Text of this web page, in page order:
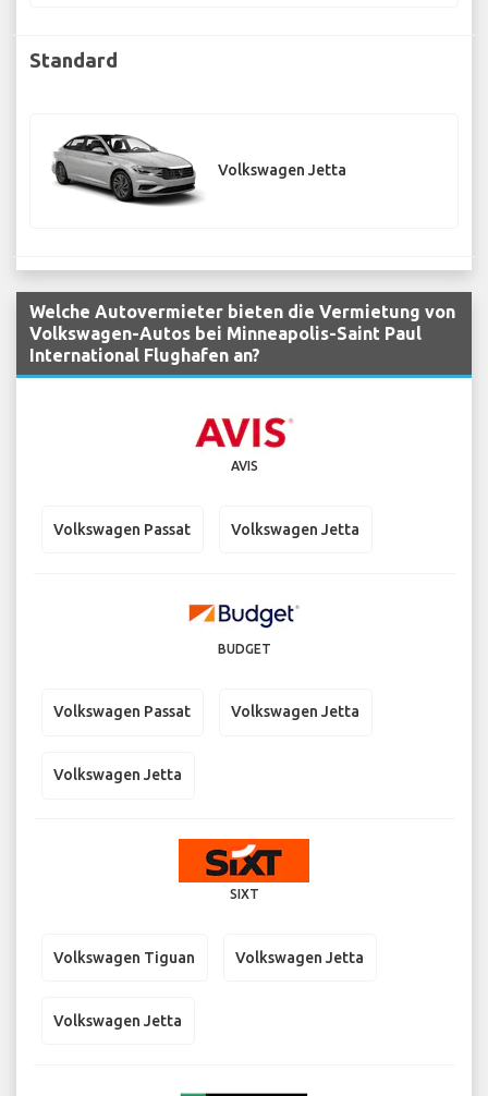
Standard
Volkswagen Jetta
Welche Autovermieter bieten die Vermietung von
Volkswagen-Autos bei Minneapolis-Saint Paul
International Flughafen an?
AVIS
Volkswagen Passat Volkswagen Jetta
BUDGET
Volkswagen Passat Volkswagen Jetta
Volkswagen Jetta
SIXT
Volkswagen Tiguan Volkswagen Jetta
Volkswagen Jetta